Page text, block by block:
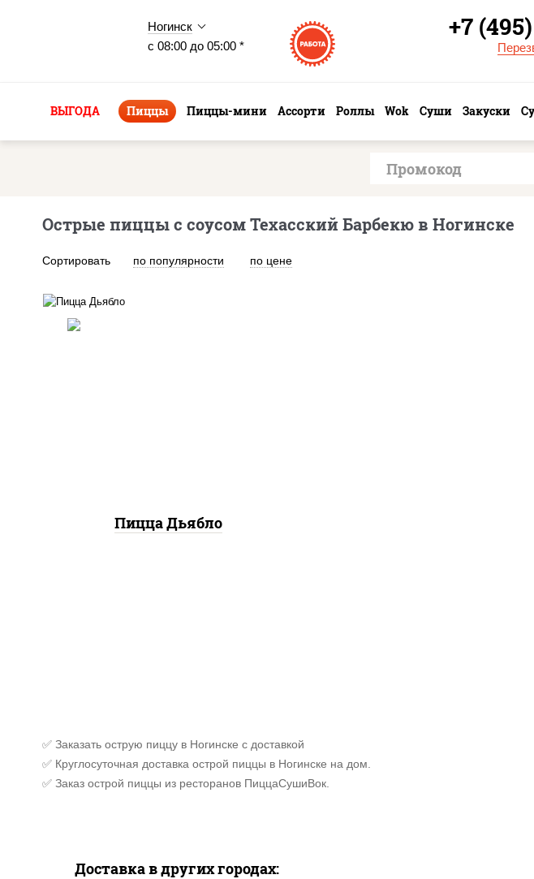
Ногинск
с 08:00 до 05:00 *
+7
ВЫГОДА Пиццы Пиццы-мини Ассорти Роллы Wok Суши Закуски
Острые пиццы с соусом Техасский Барбекю в Ногинске
Сортировать по популярности по цене
Пицца Дьябло
✅ Заказать острую пиццу в Ногинске с доставкой
✅ Круглосуточная доставка острой пиццы в Ногинске на дом.
✅ Заказ острой пиццы из ресторанов ПиццаСушиВок.
Доставка в других городах: